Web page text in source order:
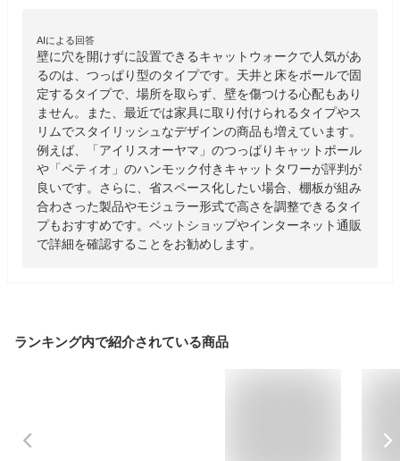
AIによる回答
壁に穴を開けずに設置できるキャットウォークで人気があ
るのは、つっぱり型のタイプです。天井と床をポールで固
定するタイプで、場所を取らず、壁を傷つける心配もあり
ません。また、最近では家具に取り付けられるタイプやス
リムでスタイリッシュなデザインの商品も増えています。
例えば、「アイリスオーヤマ」のつっぱりキャットポール
や「ペティオ」のハンモック付きキャットタワーが評判が
良いです。さらに、省スペース化したい場合、棚板が組み
合わさった製品やモジュラー形式で高さを調整できるタイ
プもおすすめです。ペットショップやインターネット通販
で詳細を確認することをお勧めします。
ランキング内で紹介されている商品